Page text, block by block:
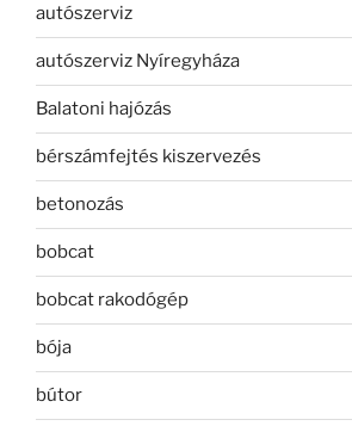
autószerviz
autószerviz Nyíregyháza
Balatoni hajózás
bérszámfejtés kiszervezés
betonozás
bobcat
bobcat rakodógép
bója
bútor